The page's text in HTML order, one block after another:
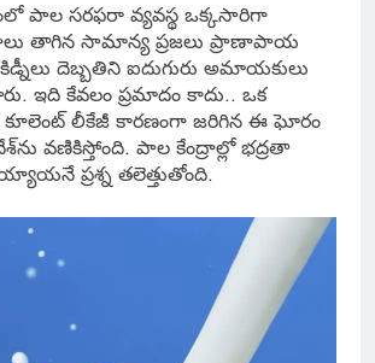
పాల సరఫరా వ్యవస్థ ఒక్కసారిగా
తాగిన సామాన్య ప్రజలు ప్రాణాపాయ
కిడ్నీలు దెబ్బతిని ఐదుగురు అమాయకులు
ఇది కేవలం ప్రమాదం కాదు.. ఒక
కూలెంట్ లీకేజీ కారణంగా జరిగిన ఈ ఘోరం
వణికిస్తోంది. పాల కేంద్రాల్లో భద్రతా
ప్రశ్న తలెత్తుతోంది.